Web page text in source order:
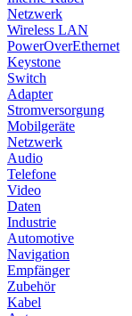
Netzwerk
Wireless LAN
PowerOverEthernet
Keystone
Switch
Adapter
Stromversorgung
Mobilgeräte
Netzwerk
Audio
Telefone
Video
Daten
Industrie
Automotive
Navigation
Empfänger
Zubehör
Kabel